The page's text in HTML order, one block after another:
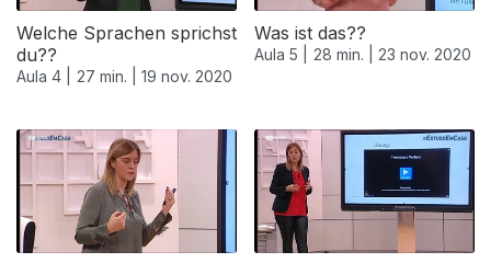
Welche Sprachen sprichst
du??
Aula 4 | 27 min. | 19 nov. 2020
Was ist das??
Aula 5 | 28 min. | 23 nov. 2020